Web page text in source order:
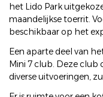
het Lido Park
maandelijkse toerrit.
beschikbaar op het
Een aparte deel van
Mini 7 club. Deze club
diverse uitvoeringen,